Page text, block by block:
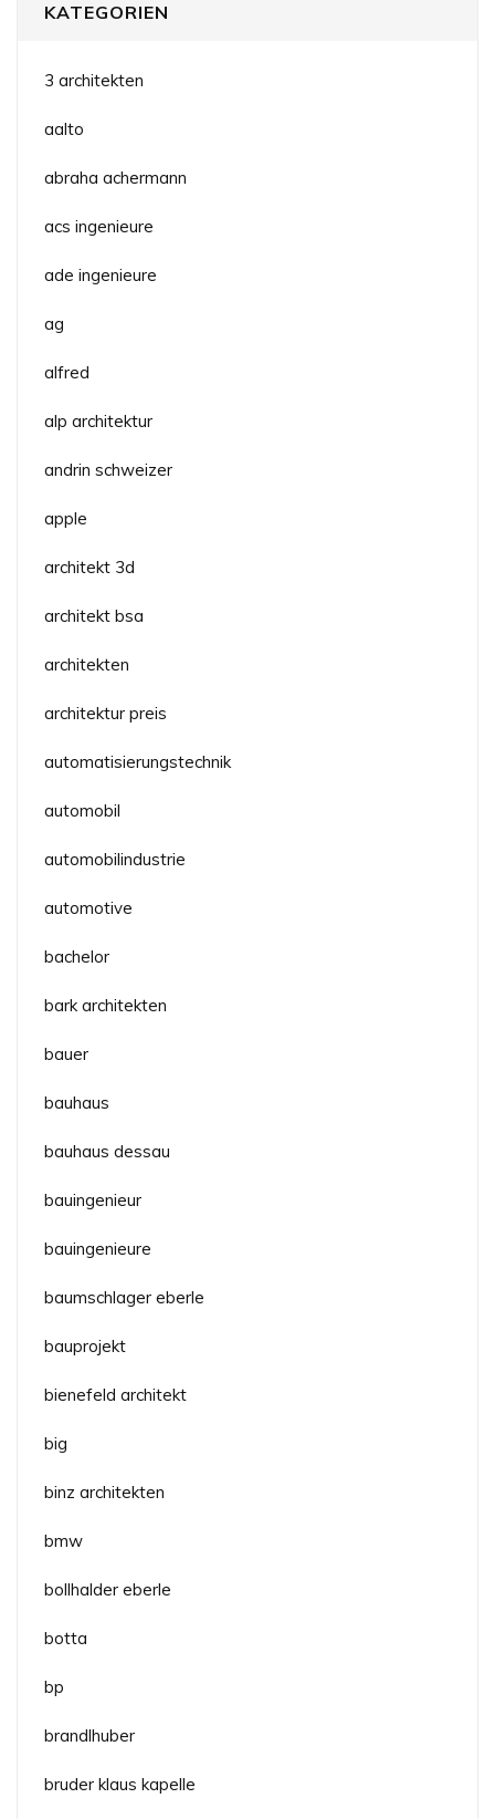
KATEGORIEN
3 architekten
aalto
abraha achermann
acs ingenieure
ade ingenieure
ag
alfred
alp architektur
andrin schweizer
apple
architekt 3d
architekt bsa
architekten
architektur preis
automatisierungstechnik
automobil
automobilindustrie
automotive
bachelor
bark architekten
bauer
bauhaus
bauhaus dessau
bauingenieur
bauingenieure
baumschlager eberle
bauprojekt
bienefeld architekt
big
binz architekten
bmw
bollhalder eberle
botta
bp
brandlhuber
bruder klaus kapelle